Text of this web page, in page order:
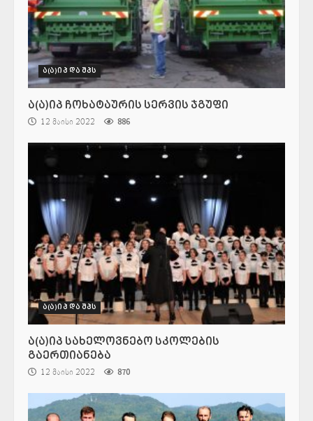
ა(ა)იპ და შპს
ა(ა)იპ ჩოხატაურის სერვის ჯგუფი
12 მაისი 2022 886
ა(ა)იპ და შპს
ა(ა)იპ სახელოვნებო სკოლების
გაერთიანება
12 მაისი 2022 870